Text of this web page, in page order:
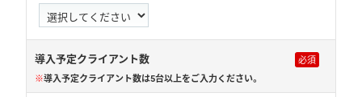
導入予定クライアント数
※導入予定クライアント数は5台以上をご入力ください。